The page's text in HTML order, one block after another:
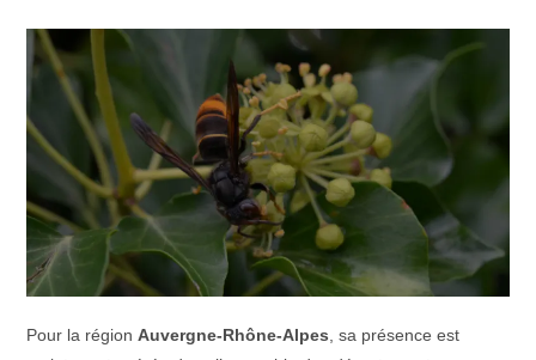
Pour la régionAuvergne-Rhône-Alpes , sa présence est